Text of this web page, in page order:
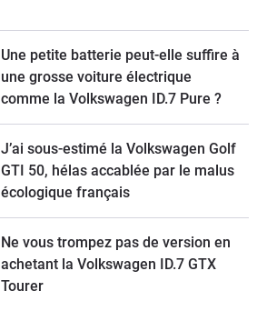
Une petite batterie peut-elle suffire à
une grosse voiture électrique
comme la Volkswagen ID.7 Pure ?
J’ai sous-estimé la Volkswagen Golf
GTI 50, hélas accablée par le malus
écologique français
Ne vous trompez pas de version en
achetant la Volkswagen ID.7 GTX
Tourer